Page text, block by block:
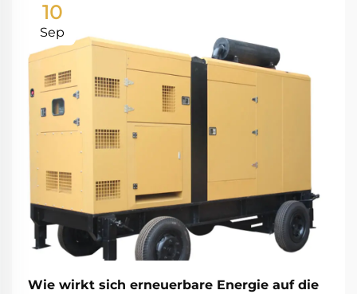
10
Sep
Wie wirkt sich erneuerbare Energie auf die